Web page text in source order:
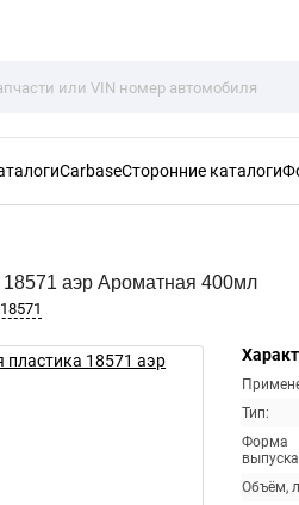
CarbaseСторонние каталоги
18571 аэр Ароматная 400мл
Тип:
Форма
Объём,